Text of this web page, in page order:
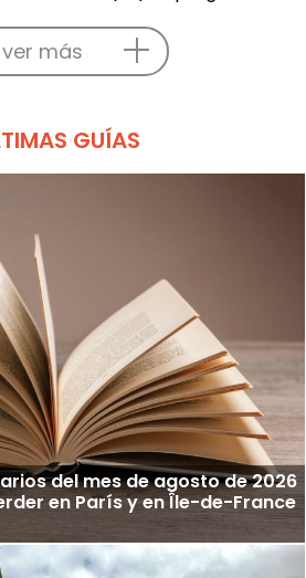
ver más
GUÍAS
del mes de agosto de 2026
en París y en Île-de-France